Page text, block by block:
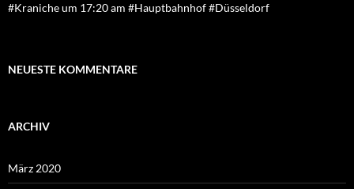
#Kraniche um 17:20 am #Hauptbahnhof #Düsseldorf
NEUESTE KOMMENTARE
ARCHIV
März 2020